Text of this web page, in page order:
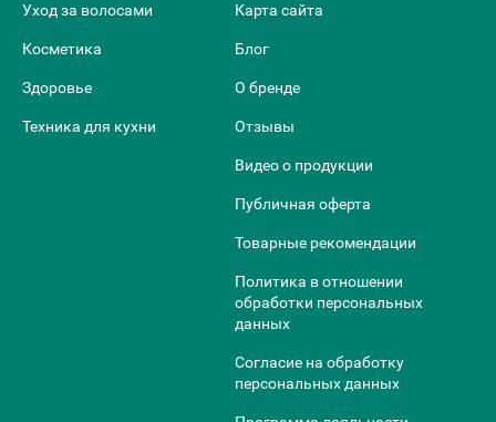
Уход за волосами
Косметика
Здоровье
Техника для кухни
Карта сайта
Блог
О бренде
Отзывы
Видео о продукции
Публичная оферта
Товарные рекомендации
Политика в отношении
обработки персональных
данных
Согласие на обработку
персональных данных